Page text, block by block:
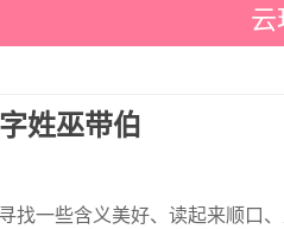
云
姓巫带伯
找一些含义美好、读起来顺口